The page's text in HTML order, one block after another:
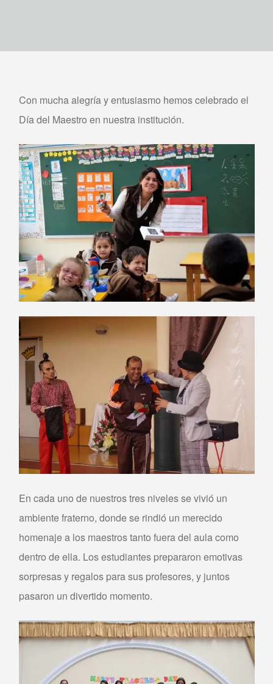
Con mucha alegría y entusiasmo hemos celebrado el
Día del Maestro en nuestra institución.
En cada uno de nuestros tres niveles se vivió un
ambiente fraterno, donde se rindió un merecido
homenaje a los maestros tanto fuera del aula como
dentro de ella. Los estudiantes prepararon emotivas
sorpresas y regalos para sus profesores, y juntos
pasaron un divertido momento.